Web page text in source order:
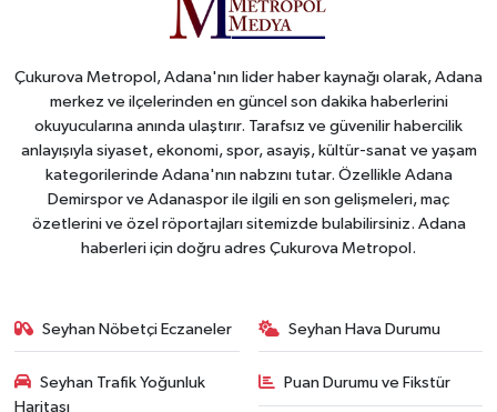
Çukurova Metropol, Adana'nın lider haber kaynağı olarak, Adana
merkez ve ilçelerinden en güncel son dakika haberlerini
okuyucularına anında ulaştırır. Tarafsız ve güvenilir habercilik
anlayışıyla siyaset, ekonomi, spor, asayiş, kültür-sanat ve yaşam
kategorilerinde Adana'nın nabzını tutar. Özellikle Adana
Demirspor ve Adanaspor ile ilgili en son gelişmeleri, maç
özetlerini ve özel röportajları sitemizde bulabilirsiniz. Adana
haberleri için doğru adres Çukurova Metropol.
Seyhan Nöbetçi Eczaneler Seyhan Hava Durumu
Seyhan Trafik Yoğunluk
Haritası
Puan Durumu ve Fikstür